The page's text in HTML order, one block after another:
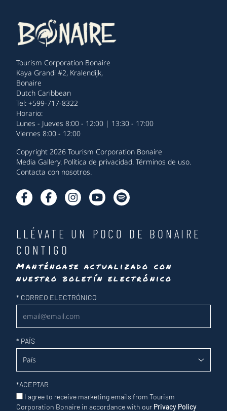
Tourism Corporation Bonaire
Kaya Grandi #2, Kralendijk,
Bonaire
Dutch Caribbean
Tel: +599-717-8322
Horario:
Lunes - Jueves 8:00 - 12:00 | 13:30 - 17:00
Viernes 8:00 - 12:00
Copyright 2026 Tourism Corporation Bonaire
Media Gallery. Política de privacidad. Términos de uso.
Contacta con nosotros.
LLÉVATE UN POCO DE BONAIRE
CONTIGO
Manténgase actualizado con
nuestro boletín electrónico
Newsletter
* CORREO ELECTRÓNICO
* PAÍS
*ACEPTAR
I agree to receive marketing emails from Tourism
Corporation Bonaire in accordance with our Privacy Policy